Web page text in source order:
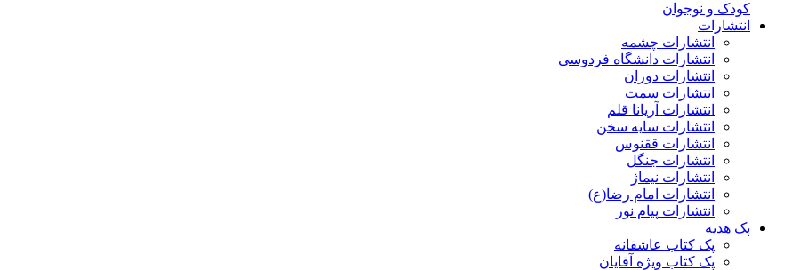
کودک و نوجوان
انتشارات
انتشارات چشمه
انتشارات دانشگاه فردوسی
انتشارات دوران
انتشارات سمت
انتشارات آریانا قلم
انتشارات سایه سخن
انتشارات ققنوس
انتشارات جنگل
انتشارات نیماژ
انتشارات امام رضا(ع)
انتشارات پیام نور
پک هدیه
پک کتاب عاشقانه
پک کتاب ویژه آقایان